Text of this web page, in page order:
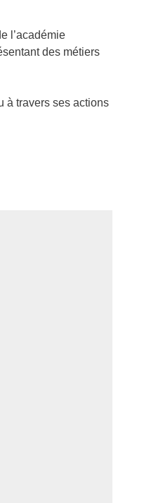
l’académie
des métiers
à travers ses actions